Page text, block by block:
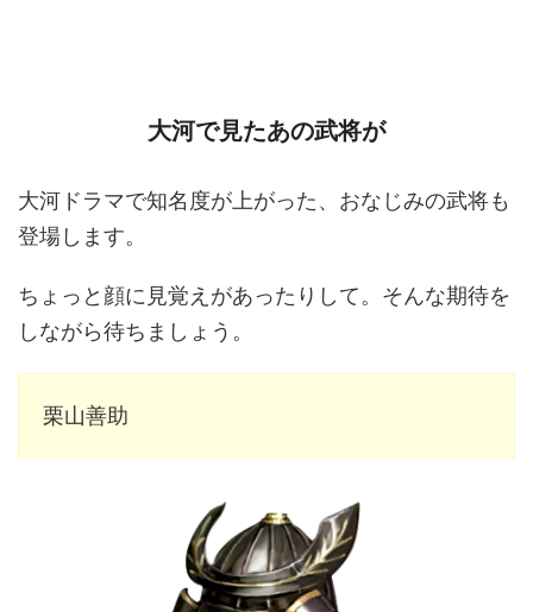
大河で見たあの武将が
大河ドラマで知名度が上がった、おなじみの武将も
登場します。
ちょっと顔に見覚えがあったりして。そんな期待を
しながら待ちましょう。
栗山善助